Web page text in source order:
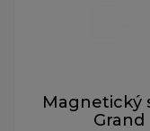
Magnetický
Grand